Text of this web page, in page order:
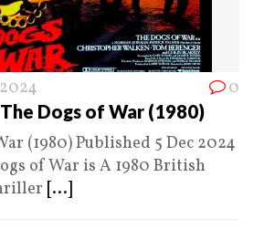
0
Dogs of War (1980)
(1980) Published 5 Dec 2024
of War is A 1980 British
[...]